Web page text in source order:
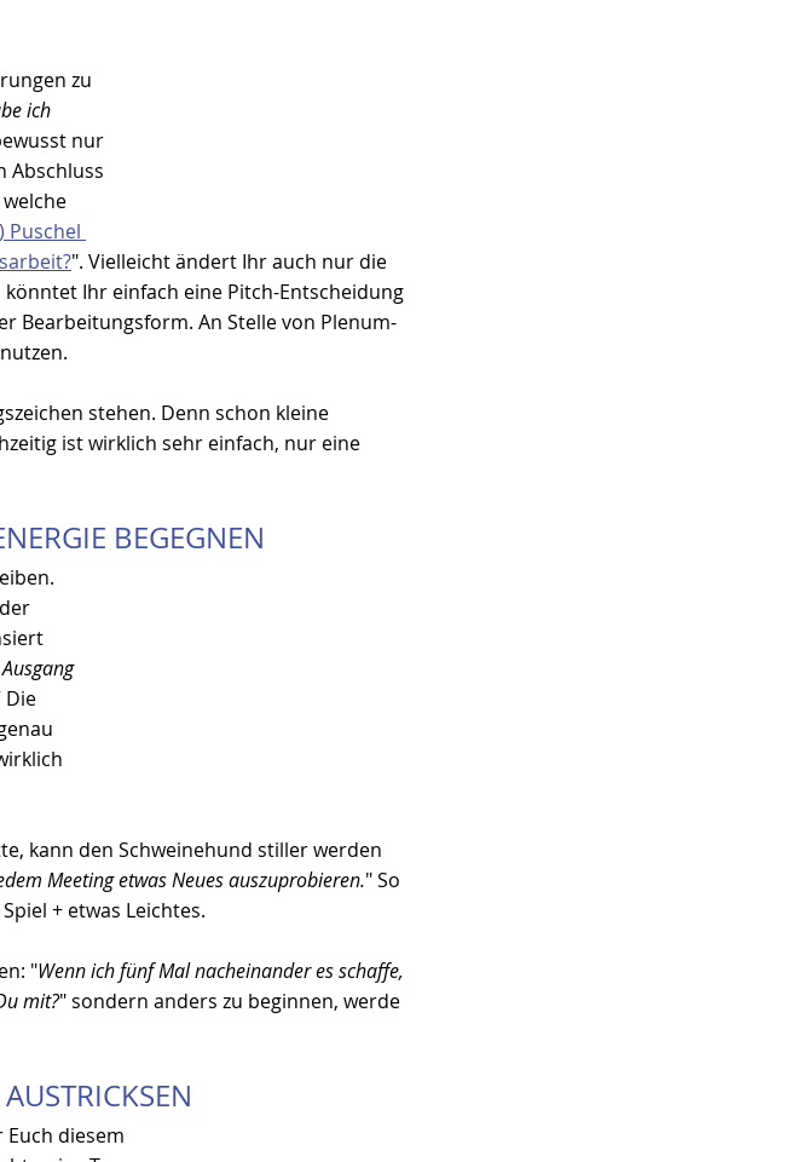
zu
ich
nur
Abschluss
Puschel
". Vielleicht ändert Ihr auch nur die
Ihr einfach eine Pitch-Entscheidung
Bearbeitungsform. An Stelle von Plenum-
stehen. Denn schon kleine
ist wirklich sehr einfach, nur eine
BEGEGNEN
Die
kann den Schweinehund stiller werden
Meeting etwas Neues auszuprobieren." So
+ etwas Leichtes.
"Wenn ich fünf Mal nacheinander es schaffe,
mit?" sondern anders zu beginnen, werde
diesem